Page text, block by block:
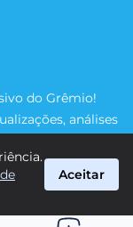
do Grêmio!
análises
às vitórias!
Aceitar